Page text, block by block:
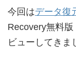
今回はデータ復
Recovery無料
ビューしてきま